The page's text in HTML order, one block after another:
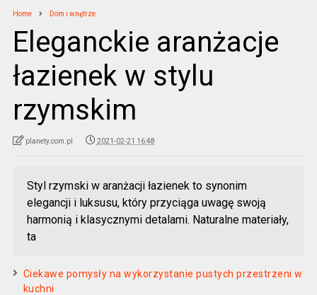
Home Dom i wnętrze
Eleganckie aranżacje
łazienek w stylu
rzymskim
planety.com.pl 2021-02-21 16:48
Styl rzymski w aranżacji łazienek to synonim
elegancji i luksusu, który przyciąga uwagę swoją
harmonią i klasycznymi detalami. Naturalne materiały,
ta
Ciekawe pomysły na wykorzystanie pustych przestrzeni w
kuchni